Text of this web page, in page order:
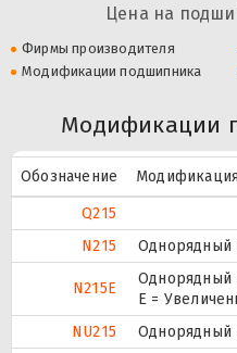
Цена на
Фирмы производителя
Модификации подшипника
Модификации
Обозначение
Модификация
Q215
N215
Однорядный
N215E
Однорядный
Е =
NU215
Однорядный